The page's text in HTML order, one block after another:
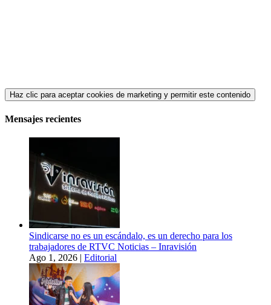
Haz clic para aceptar cookies de marketing y permitir este contenido
Mensajes recientes
Sindicarse no es un escándalo, es un derecho para los
trabajadores de RTVC Noticias – Inravisión
Ago 1, 2026 | Editorial